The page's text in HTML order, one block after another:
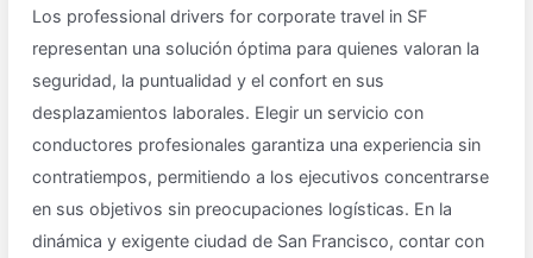
Los professional drivers for corporate travel in SF
representan una solución óptima para quienes valoran la
seguridad, la puntualidad y el confort en sus
desplazamientos laborales. Elegir un servicio con
conductores profesionales garantiza una experiencia sin
contratiempos, permitiendo a los ejecutivos concentrarse
en sus objetivos sin preocupaciones logísticas. En la
dinámica y exigente ciudad de San Francisco, contar con